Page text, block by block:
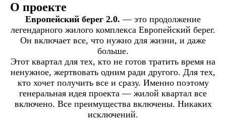
О проекте
Европейский берег 2.0. — это продолжение
легендарного жилого комплекса Европейский берег.
Он включает все, что нужно для жизни, и даже
больше.
Этот квартал для тех, кто не готов тратить время на
ненужное, жертвовать одним ради другого. Для тех,
кто хочет получить все и сразу. Именно поэтому
генеральная идея проекта — жилой квартал все
включено. Все преимущества включены. Никаких
исключений.